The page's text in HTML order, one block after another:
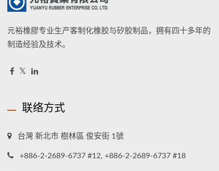
元裕橡膠专业生产客制化橡胶与矽胶制品，拥有四十多年的
制造经验及技术。
联络方式
台灣 新北市 樹林區 俊安街 1號
+886-2-2689-6737 #12, +886-2-2689-6737 #18